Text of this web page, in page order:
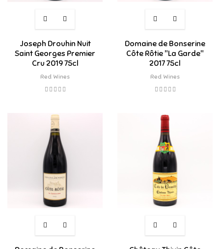
Joseph Drouhin Nuit
Saint Georges Premier
Cru 2019 75cl
Red Wines
Domaine de Bonserine
Côte Rôtie "La Garde"
2017 75cl
Red Wines